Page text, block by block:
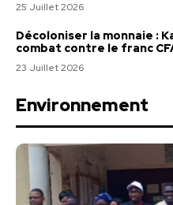
25 Juillet 2026
Décoloniser la monnaie :
combat contre le franc
23 Juillet 2026
Environnement